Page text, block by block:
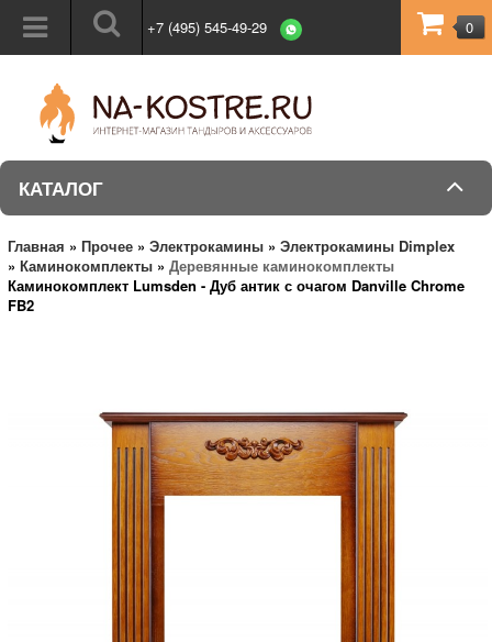
+7 (495) 545-49-29 0
КАТАЛОГ
Главная » Прочее » Электрокамины » Электрокамины Dimplex
» Каминокомплекты » Деревянные каминокомплекты
Каминокомплект Lumsden - Дуб антик с очагом Danville Chrome
FB2